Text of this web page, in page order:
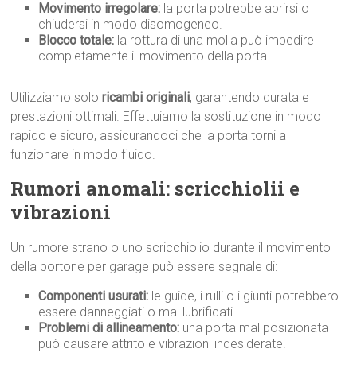
Movimento irregolare: la porta potrebbe aprirsi o
chiudersi in modo disomogeneo.
Blocco totale: la rottura di una molla può impedire
completamente il movimento della porta.
Utilizziamo soloricambi originali, garantendo durata e
prestazioni ottimali. Effettuiamo la sostituzione in modo
rapido e sicuro, assicurandoci che la porta torni a
funzionare in modo fluido.
Rumori anomali: scricchiolii e
vibrazioni
Un rumore strano o uno scricchiolio durante il movimento
della portone per garage può essere segnale di:
Componenti usurati: le guide, i rulli o i giunti potrebbero
essere danneggiati o mal lubrificati.
Problemi di allineamento: una porta mal posizionata
può causare attrito e vibrazioni indesiderate.